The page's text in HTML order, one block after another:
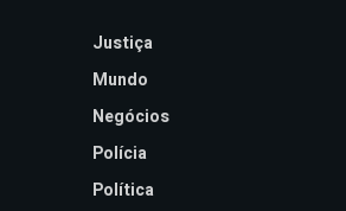
Justiça
Mundo
Negócios
Polícia
Política